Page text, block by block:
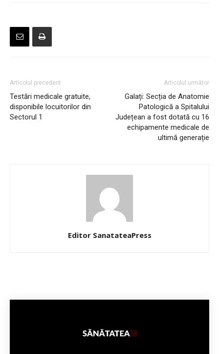
Articolul precedent
Testări medicale gratuite,
disponibile locuitorilor din
Sectorul 1
Articolul următor
Galați: Secția de Anatomie
Patologică a Spitalului
Județean a fost dotată cu 16
echipamente medicale de
ultimă generație
Editor SanatateaPress